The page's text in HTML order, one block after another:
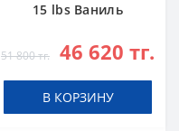
15 lbs Ваниль
51 800 тг. 46 620 тг.
В КОРЗИНУ